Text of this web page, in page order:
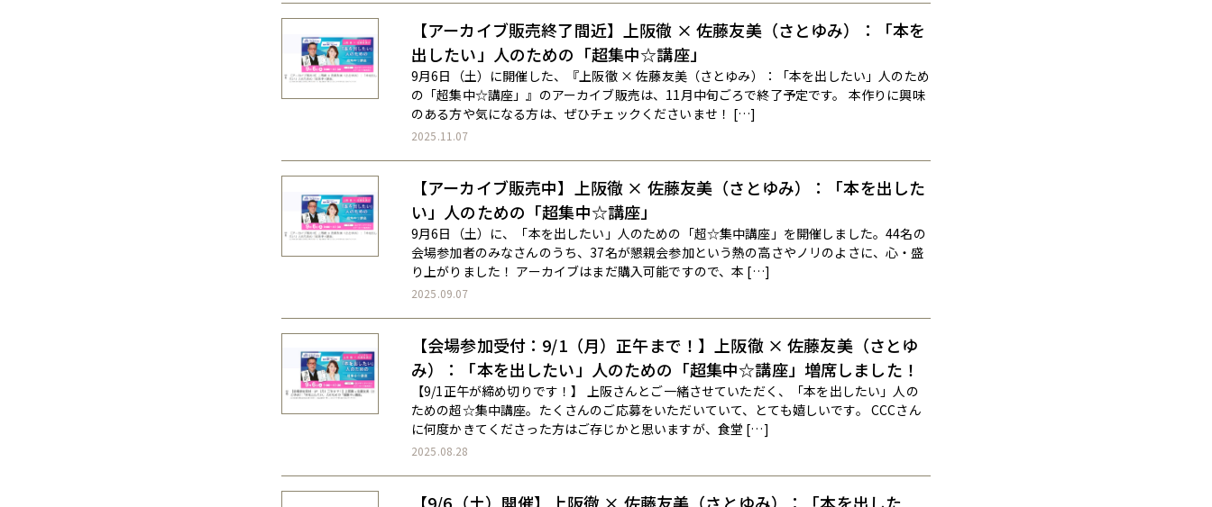
【アーカイブ販売終了間近】上阪徹 × 佐藤友美（さとゆみ）：「本を
出したい」人のための「超集中☆講座」
9月6日（土）に開催した、『上阪徹 × 佐藤友美（さとゆみ）：「本を出したい」人のため
の「超集中☆講座」』のアーカイブ販売は、11月中旬ごろで終了予定です。 本作りに興味
のある方や気になる方は、ぜひチェックくださいませ！ […]
2025.11.07
【アーカイブ販売中】上阪徹 × 佐藤友美（さとゆみ）：「本を出した
い」人のための「超集中☆講座」
9月6日（土）に、「本を出したい」人のための「超☆集中講座」を開催しました。44名の
会場参加者のみなさんのうち、37名が懇親会参加という熱の高さやノリのよさに、心・盛
り上がりました！ アーカイブはまだ購入可能ですので、本 […]
2025.09.07
【会場参加受付：9/1（月）正午まで！】上阪徹 × 佐藤友美（さとゆ
み）：「本を出したい」人のための「超集中☆講座」増席しました！
【9/1正午が締め切りです！】 上阪さんとご一緒させていただく、「本を出したい」人の
ための超☆集中講座。たくさんのご応募をいただいていて、とても嬉しいです。 CCCさん
に何度かきてくださった方はご存じかと思いますが、食堂 […]
2025.08.28